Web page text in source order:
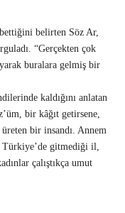
belirten Söz Ar,
“Gerçekten çok
buralara gelmiş bir
kaldığını anlatan
bir kâğıt getirsene,
bir insandı. Annem
Türkiye’de gitmediği il,
çalıştıkça umut